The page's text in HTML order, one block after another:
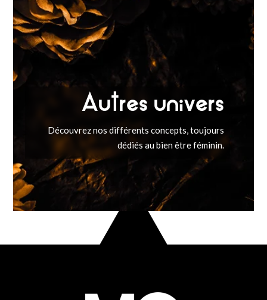
Autres univers
Découvrez nos différents concepts, toujours
dédiés au bien être féminin.